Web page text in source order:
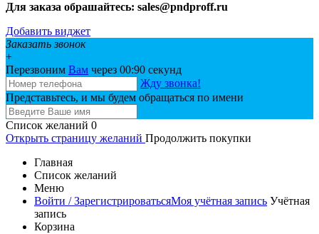
Для заказа обрашайтесь: sales@pndproff.ru
Добавить виджет
Заказать звонок
+
Перезвоним Вам через 00:90 секунд
Жду звонка!
Представьтесь, и мы будем обращаться по имени
Список желаний 0
Открыть страницу желаний Продолжить покупки
Главная
Список желаний
Меню
Войти / ЗарегистрироватьсяМоя учётная запись Учётная
запись
Корзина